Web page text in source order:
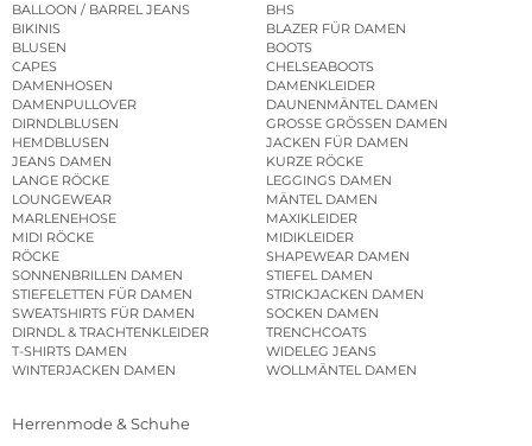
BALLOON / BARREL JEANS
BHS
BIKINIS
BLAZER FÜR DAMEN
BLUSEN
BOOTS
CAPES
CHELSEABOOTS
DAMENHOSEN
DAMENKLEIDER
DAMENPULLOVER
DAUNENMÄNTEL DAMEN
DIRNDLBLUSEN
GROSSE GRÖSSEN DAMEN
HEMDBLUSEN
JACKEN FÜR DAMEN
JEANS DAMEN
KURZE RÖCKE
LANGE RÖCKE
LEGGINGS DAMEN
LOUNGEWEAR
MÄNTEL DAMEN
MARLENEHOSE
MAXIKLEIDER
MIDI RÖCKE
MIDIKLEIDER
RÖCKE
SHAPEWEAR DAMEN
SONNENBRILLEN DAMEN
STIEFEL DAMEN
STIEFELETTEN FÜR DAMEN
STRICKJACKEN DAMEN
SWEATSHIRTS FÜR DAMEN
SOCKEN DAMEN
DIRNDL & TRACHTENKLEIDER
TRENCHCOATS
T-SHIRTS DAMEN
WIDELEG JEANS
WINTERJACKEN DAMEN
WOLLMÄNTEL DAMEN
Herrenmode & Schuhe